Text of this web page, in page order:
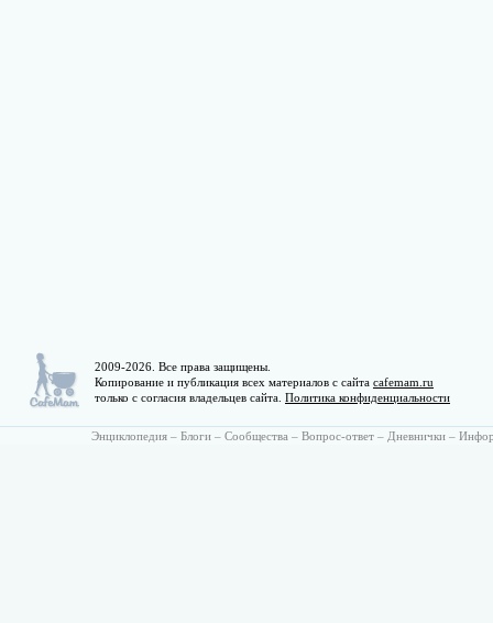
2009-2026. Все права защищены.
Копирование и публикация всех материалов с сайта cafemam.ru
только с согласия владельцев сайта. Политика конфиденциальности
Энциклопедия – Блоги – Сообщества – Вопрос-ответ – Дневнички –